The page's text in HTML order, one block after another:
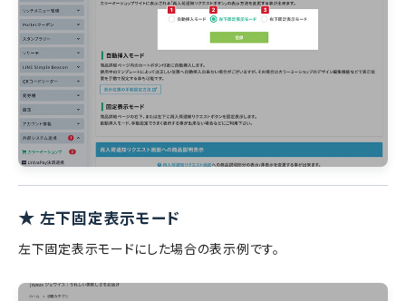
★ 左下固定表示モード
左下固定表示モードにした場合の表示例です。